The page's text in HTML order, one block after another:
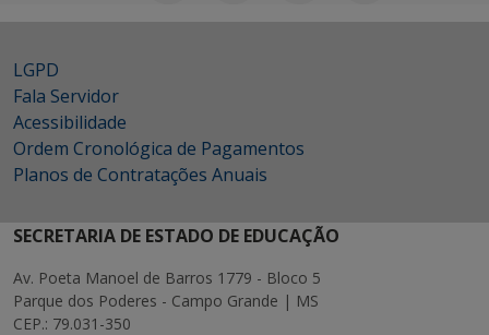
LGPD
Fala Servidor
Acessibilidade
Ordem Cronológica de Pagamentos
Planos de Contratações Anuais
SECRETARIA DE ESTADO DE EDUCAÇÃO
Av. Poeta Manoel de Barros 1779 - Bloco 5
Parque dos Poderes - Campo Grande | MS
CEP.: 79.031-350